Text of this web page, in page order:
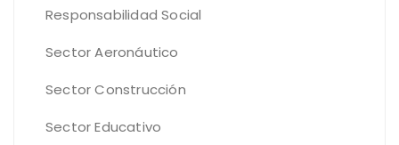
Responsabilidad Social
Sector Aeronáutico
Sector Construcción
Sector Educativo